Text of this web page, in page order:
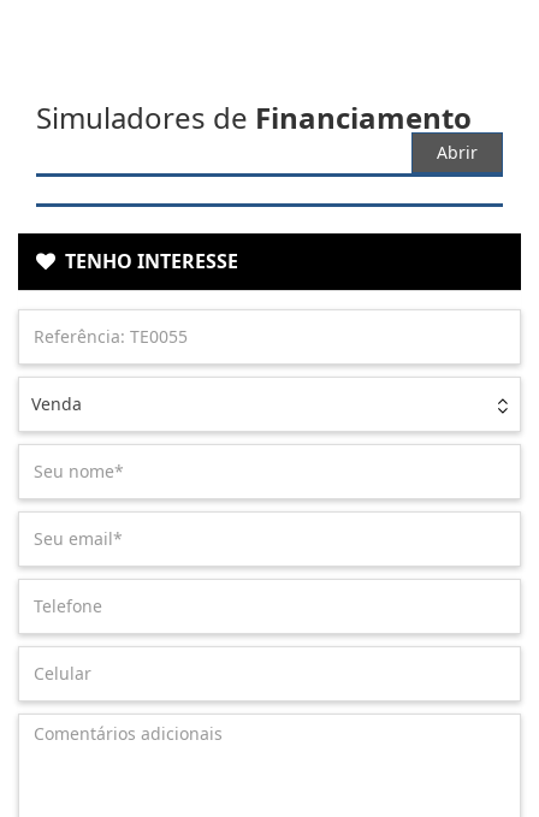
Simuladores de Financiamento
Abrir
TENHO INTERESSE
Venda